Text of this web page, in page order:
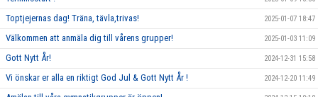
Toptjejernas dag! Träna, tävla,trivas! 2025-01-07 18:47
Välkommen att anmäla dig till vårens grupper! 2025-01-03 11:09
Gott Nytt År! 2024-12-31 15:58
Vi önskar er alla en riktigt God Jul & Gott Nytt År ! 2024-12-20 11:49